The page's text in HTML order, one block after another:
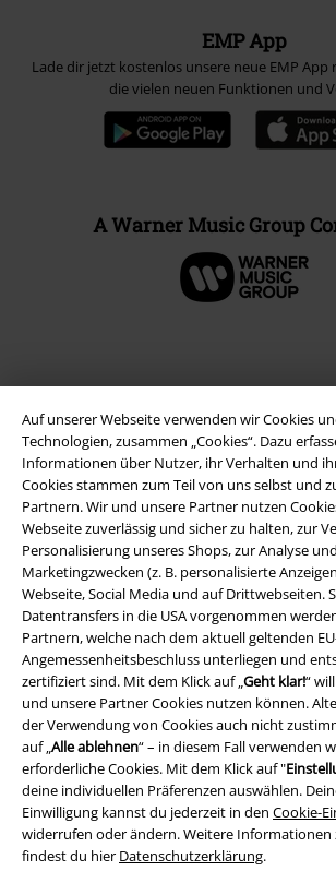
Auf unserer Webseite verwenden wir Cookies
Technologien, zusammen „Cookies“. Dazu
Informationen über Nutzer, ihr Verhalten und
Cookies stammen zum Teil von uns selbst und
Partnern. Wir und unsere Partner nutzen
Webseite zuverlässig und sicher zu halten, zur
Personalisierung unseres Shops, zur Analyse
Marketingzwecken (z. B. personalisierte
Webseite, Social Media und auf Drittwebseiten.
Datentransfers in die USA vorgenommen
Partnern, welche nach dem aktuell geltenden
Angemessenheitsbeschluss unterliegen und
zertifiziert sind. Mit dem Klick auf „Geht klar!“
und unsere Partner Cookies nutzen können.
der Verwendung von Cookies auch nicht
auf „Alle ablehnen“ – in diesem Fall verwenden
erforderliche Cookies. Mit dem Klick auf "
deine individuellen Präferenzen auswählen.
Einwilligung kannst du jederzeit in den Cookie-
widerrufen oder ändern. Weitere Informationen
findest du hier Datenschutzerklärung.
EMP App
Lade dir jetzt kostenlos unsere neue EMP
die vielen neuen Funktionen und
A Warner Music Group
Rechtliches
AGB
Impressum
Datenschutz
Entsorgung und Umweltschutz
Konformitätserklärung
Information zur Barrierefreiheit